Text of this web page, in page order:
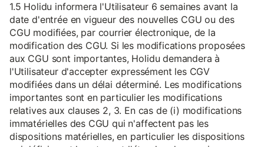
1.5 Holidu informera l'Utilisateur 6 semaines avant la
date d'entrée en vigueur des nouvelles CGU ou des
CGU modifiées, par courrier électronique, de la
modification des CGU. Si les modifications proposées
aux CGU sont importantes, Holidu demandera à
l'Utilisateur d'accepter expressément les CGV
modifiées dans un délai déterminé. Les modifications
importantes sont en particulier les modifications
relatives aux clauses 2, 3. En cas de (i) modifications
immatérielles des CGU qui n'affectent pas les
dispositions matérielles, en particulier les dispositions